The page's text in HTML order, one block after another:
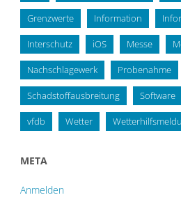
Grenzwerte Information
Interschutz iOS Messe
Nachschlagewerk Probenahme
Schadstoffausbreitung Software
vfdb Wetter
META
Anmelden